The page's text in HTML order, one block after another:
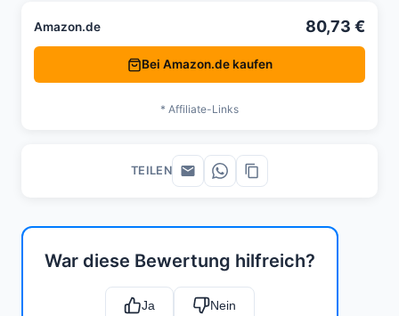
War diese Bewertung hilfreich?
Ja Nein
Amazon.de 80,73 €
Bei Amazon.de kaufen
* Affiliate-Links
TEILEN